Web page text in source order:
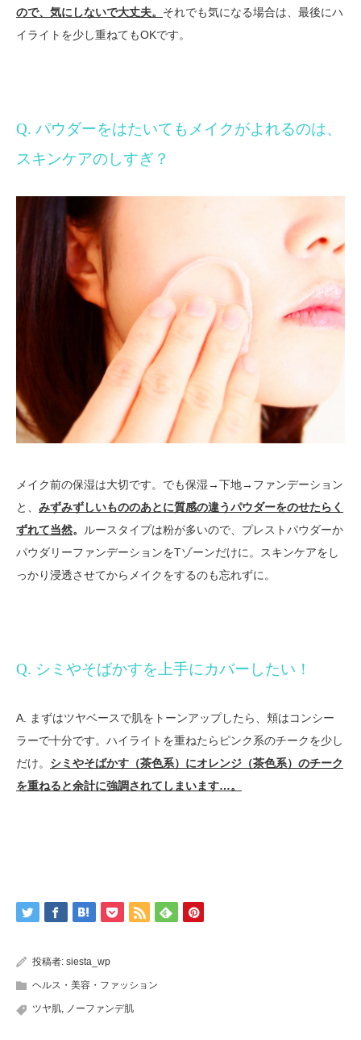
ので、気にしないで大丈夫。 それでも気になる場合は、最後にハ
イライトを少し重ねてもOKです。
Q. パウダーをはたいてもメイクがよれるのは、
スキンケアのしすぎ？
メイク前の保湿は大切です。でも保湿→下地→ファンデーション
と、 みずみずしいもののあとに質感の違うパウダーをのせたらく
ずれて当然。 ルースタイプは粉が多いので、プレストパウダーか
パウダリーファンデーションをTゾーンだけに。スキンケアをし
っかり浸透させてからメイクをするのも忘れずに。
Q. シミやそばかすを上手にカバーしたい！
A. まずはツヤベースで肌をトーンアップしたら、頬はコンシー
ラーで十分です。ハイライトを重ねたらピンク系のチークを少し
だけ。 シミやそばかす（茶色系）にオレンジ（茶色系）のチーク
を重ねると余計に強調されてしまいます…。
投稿者: siesta_wp
ヘルス・美容・ファッション
ツヤ肌, ノーファンデ肌